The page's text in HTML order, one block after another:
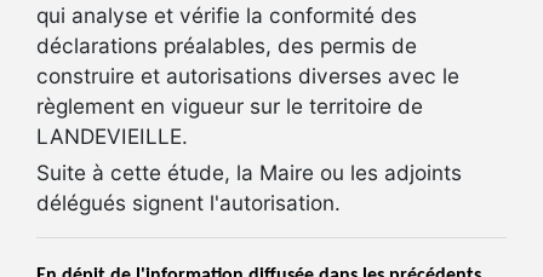
qui analyse et vérifie la conformité des
déclarations préalables, des permis de
construire et autorisations diverses avec le
règlement en vigueur sur le territoire de
LANDEVIEILLE.
Suite à cette étude, la Maire ou les adjoints
délégués signent l'autorisation.